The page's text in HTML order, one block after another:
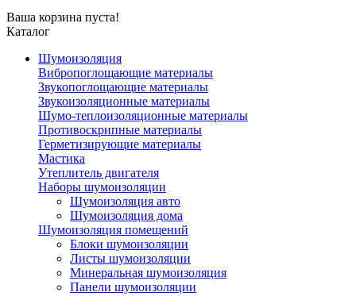
Ваша корзина пуста!
Каталог
Шумоизоляция
Вибропоглощающие материалы
Звукопоглощающие материалы
Звукоизоляционные материалы
Шумо-теплоизоляционные материалы
Противоскрипные материалы
Герметизирующие материалы
Мастика
Утеплитель двигателя
Наборы шумоизоляции
Шумоизоляция авто
Шумоизоляция дома
Шумоизоляция помещений
Блоки шумоизоляции
Листы шумоизоляции
Минеральная шумоизоляция
Панели шумоизоляции